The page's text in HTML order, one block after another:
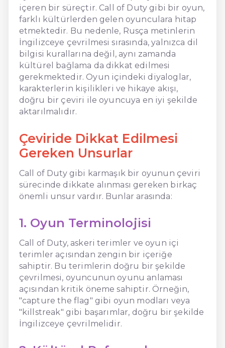
içeren bir süreçtir. Call of Duty gibi bir oyun,
farklı kültürlerden gelen oyunculara hitap
etmektedir. Bu nedenle, Rusça metinlerin
İngilizceye çevrilmesi sırasında, yalnızca dil
bilgisi kurallarına değil, aynı zamanda
kültürel bağlama da dikkat edilmesi
gerekmektedir. Oyun içindeki diyaloglar,
karakterlerin kişilikleri ve hikaye akışı,
doğru bir çeviri ile oyuncuya en iyi şekilde
aktarılmalıdır.
Çeviride Dikkat Edilmesi
Gereken Unsurlar
Call of Duty gibi karmaşık bir oyunun çeviri
sürecinde dikkate alınması gereken birkaç
önemli unsur vardır. Bunlar arasında:
1. Oyun Terminolojisi
Call of Duty, askeri terimler ve oyun içi
terimler açısından zengin bir içeriğe
sahiptir. Bu terimlerin doğru bir şekilde
çevrilmesi, oyuncunun oyunu anlaması
açısından kritik öneme sahiptir. Örneğin,
"capture the flag" gibi oyun modları veya
"killstreak" gibi başarımlar, doğru bir şekilde
İngilizceye çevrilmelidir.